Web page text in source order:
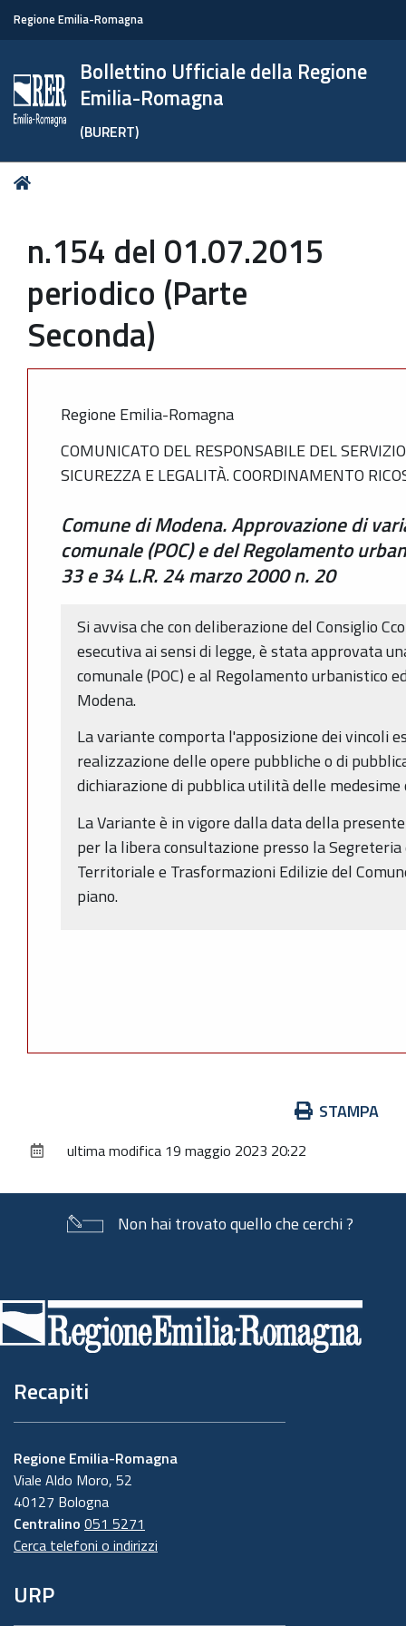
Regione Emilia-Romagna
Bollettino Ufficiale della Regione
Emilia-Romagna
(BURERT)
Tu
n.154 del 01.07.2015
periodico (Parte
Seconda)
Regione Emilia-Romagna
COMUNICATO DEL RESPONSABILE DEL
SICUREZZA E LEGALITÀ. COORDINAMENTO
Comune di Modena. Approvazione di
comunale (POC) e del Regolamento
33 e 34 L.R. 24 marzo 2000 n. 20
Si avvisa che con deliberazione del Consiglio
esecutiva ai sensi di legge, è stata approvata
comunale (POC) e al Regolamento urbanistico
Modena.
La variante comporta l'apposizione dei vincoli
realizzazione delle opere pubbliche o di
dichiarazione di pubblica utilità delle medesime
La Variante è in vigore dalla data della
per la libera consultazione presso la
Territoriale e Trasformazioni Edilizie del
piano.
documento
STAMPA
ultima modifica 19 maggio 2023 20:22
Non hai trovato quello che cerchi ?
di
pagina
Recapiti
Regione Emilia-Romagna
Viale Aldo Moro, 52
40127 Bologna
Centralino 051 5271
Cerca telefoni o indirizzi
URP